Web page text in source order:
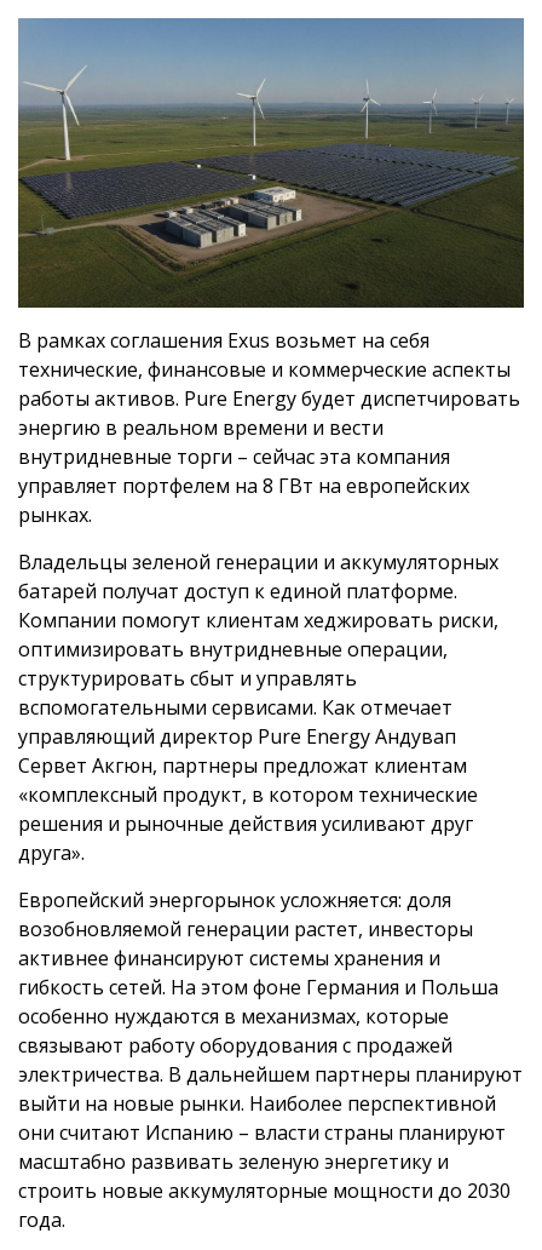
В рамках соглашения Exus возьмет на себя
технические, финансовые и коммерческие аспекты
работы активов. Pure Energy будет диспетчировать
энергию в реальном времени и вести
внутридневные торги – сейчас эта компания
управляет портфелем на 8 ГВт на европейских
рынках.
Владельцы зеленой генерации и аккумуляторных
батарей получат доступ к единой платформе.
Компании помогут клиентам хеджировать риски,
оптимизировать внутридневные операции,
структурировать сбыт и управлять
вспомогательными сервисами. Как отмечает
управляющий директор Pure Energy Андувап
Сервет Акгюн, партнеры предложат клиентам
«комплексный продукт, в котором технические
решения и рыночные действия усиливают друг
друга».
Европейский энергорынок усложняется: доля
возобновляемой генерации растет, инвесторы
активнее финансируют системы хранения и
гибкость сетей. На этом фоне Германия и Польша
особенно нуждаются в механизмах, которые
связывают работу оборудования с продажей
электричества. В дальнейшем партнеры планируют
выйти на новые рынки. Наиболее перспективной
они считают Испанию – власти страны планируют
масштабно развивать зеленую энергетику и
строить новые аккумуляторные мощности до 2030
года.